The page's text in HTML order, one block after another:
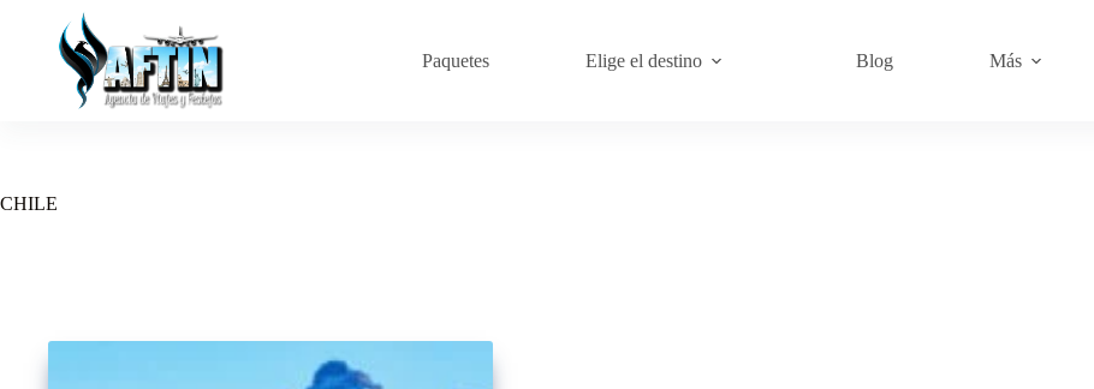
contenido
Paquetes Elige el destino Blog Más
CHILE